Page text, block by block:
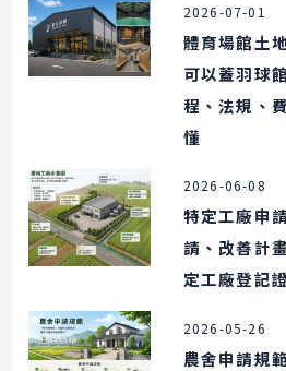
2026-07-01
體育場館土
可以蓋羽球
程、法規、
懂
2026-06-08
特定工廠申
請、改善計
定工廠登記
2026-05-26
農舍申請規